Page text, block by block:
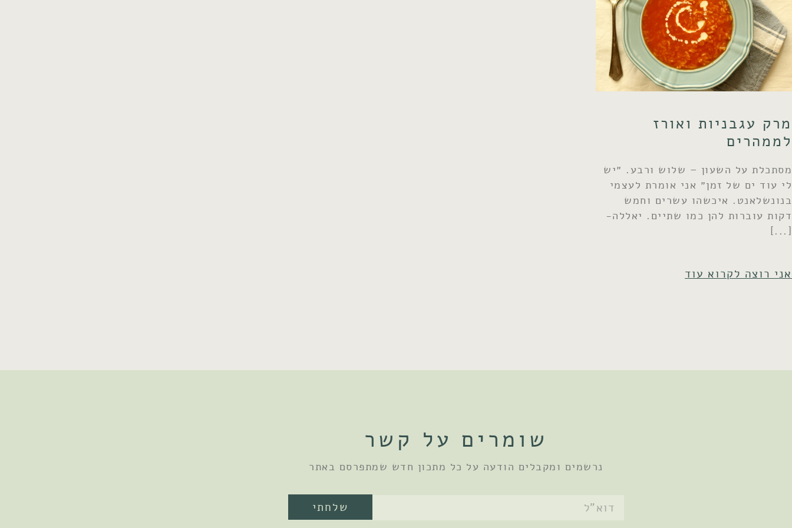
מרק עגבניות ואורז
לממהרים
מסתכלת על השעון – שלוש ורבע. ״יש
לי עוד ים של זמן״ אני אומרת לעצמי
בנונשלאנט. איכשהו עשרים וחמש
דקות עוברות להן כמו שתיים. יאללה-
אני רוצה לקרוא עוד
שומרים על קשר
נרשמים ומקבלים הודעה על כל מתכון חדש שמתפרסם באתר
שלחתי